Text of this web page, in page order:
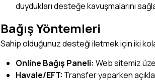
duydukları desteğe kavuşmalarını
Bağış Yöntemleri
Sahip olduğunuz desteği iletmek için iki
Online Bağış Paneli: Web sitemiz
Havale/EFT: Transfer yaparken